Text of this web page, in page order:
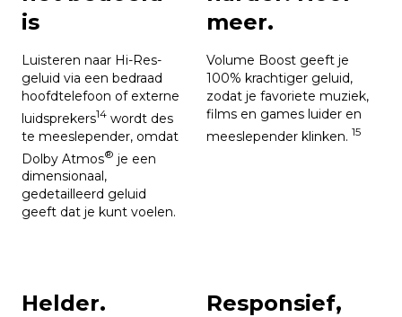
is
Luisteren naar Hi-Res-
geluid via een bedraad
hoofdtelefoon of externe
luidsprekers14 wordt des
te meeslepender, omdat
Dolby Atmos® je een
dimensionaal,
gedetailleerd geluid
geeft dat je kunt voelen.
meer.
Volume Boost geeft je
100% krachtiger geluid,
zodat je favoriete muziek,
films en games luider en
meeslepender klinken. 15
Helder.
Responsief,